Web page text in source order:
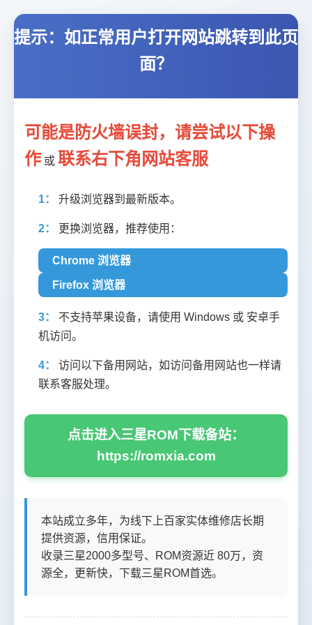
提示：如正常用户打开网站跳转到此页
面？
可能是防火墙误封，请尝试以下操
作 或 联系右下角网站客服
1： 升级浏览器到最新版本。
2： 更换浏览器，推荐使用：
Chrome 浏览器
Firefox 浏览器
3：
不支持苹果设备，请使用 Windows 或 安卓手
机访问。
4：
访问以下备用网站，如访问备用网站也一样请
联系客服处理。
点击进入三星ROM下载备站：
https://romxia.com
本站成立多年，为线下上百家实体维修店长期
提供资源，信用保证。
收录三星2000多型号、ROM资源近 80万，资
源全，更新快，下载三星ROM首选。